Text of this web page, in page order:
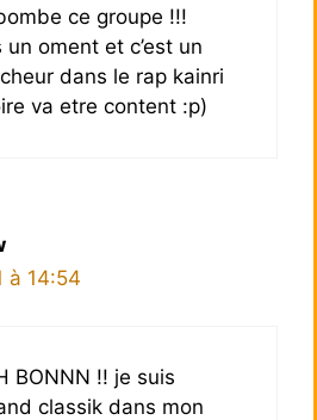
ce groupe !!!
un oment et c’est un
dans le rap kainri
va etre content :p)
à 14:54
BONNN !! je suis
classik dans mon